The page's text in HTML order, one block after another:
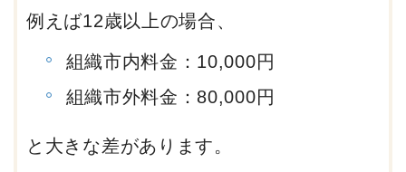
例えば12歳以上の場合、
組織市内料金：10,000円
組織市外料金：80,000円
と大きな差があります。